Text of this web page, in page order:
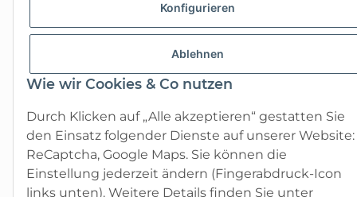
Konfigurieren
Ablehnen
Wie wir Cookies & Co nutzen
Durch Klicken auf „Alle akzeptieren“ gestatten Sie
den Einsatz folgender Dienste auf unserer Website:
ReCaptcha, Google Maps. Sie können die
Einstellung jederzeit ändern (Fingerabdruck-Icon
links unten). Weitere Details finden Sie unter